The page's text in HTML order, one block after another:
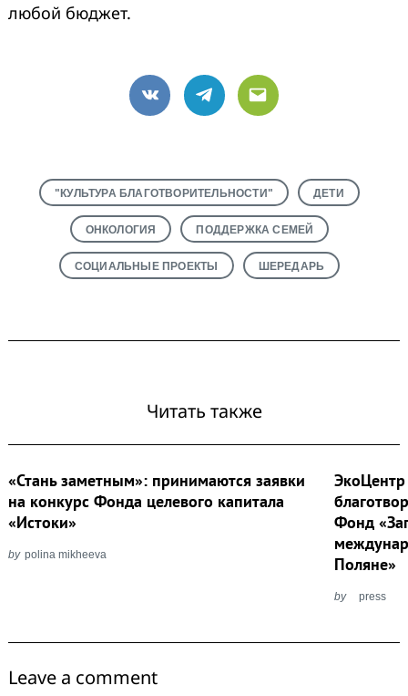
любой бюджет.
VK Telegram
Email
"КУЛЬТУРА БЛАГОТВОРИТЕЛЬНОСТИ" ДЕТИ
ОНКОЛОГИЯ ПОДДЕРЖКА СЕМЕЙ
СОЦИАЛЬНЫЕ ПРОЕКТЫ ШЕРЕДАРЬ
Читать также
«Стань заметным»: принимаются заявки
на конкурс Фонда целевого капитала
«Истоки»
by polina mikheeva
Фонд
Поляне»
by press
Leave a comment